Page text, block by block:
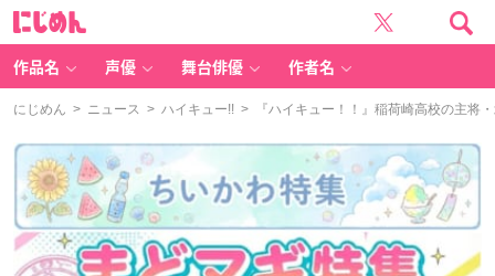
作品名 声優 舞台俳優 作者名
にじめん > ニュース > ハイキュー!! > 『ハイキュー！！』稲荷崎高校の主将